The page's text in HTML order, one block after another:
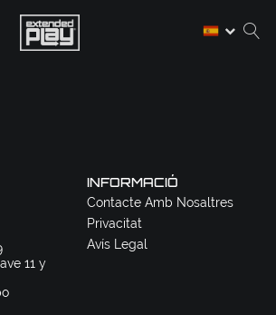
11 y
INFORMACIÓ
Contacte Amb Nosaltres
Privacitat
Avís Legal